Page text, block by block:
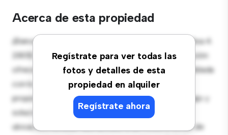
Acerca de esta propiedad
Regístrate para ver todas las
fotos y detalles de esta
propiedad en alquiler
Regístrate ahora
¡Bienvenido a tu nueva estancia en Plaza de Santa Ana 4.
28012 MADRID, Sol-Gran Vía! Esta cómoda habitación
ofrece un espacio de vida pacífico y privado. Amueblada
con lo esencial para tu disfrute, esta habitación
proporciona una cama cómoda, un espacio de trabajo y
soluciones de almacenamiento. Con su increíble
ubicación, tendrás fácil acceso a servicios y zonas de